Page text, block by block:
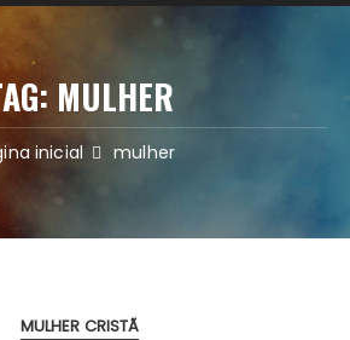
MULHER
inicial mulher
MULHER CRISTÃ